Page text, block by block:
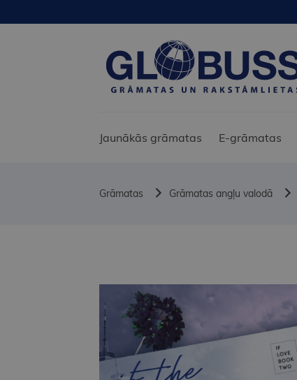
Jaunākās grāmatas E-grāmatas
Grāmatas Grāmatas angļu valodā